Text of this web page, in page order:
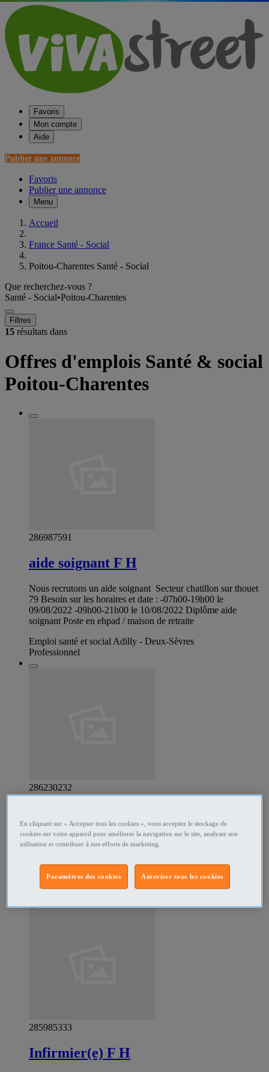
Favoris
Mon compte
Aide
Publier une annonce
Favoris
Publier une annonce
Menu
Accueil
France Santé - Social
Poitou-Charentes Santé - Social
Que recherchez-vous ?
Santé - Social•Poitou-Charentes
Filtres
15 résultats dans
Offres d'emplois Santé & social
Poitou-Charentes
286987591
aide soignant F H
Nous recrutons un aide soignant ‍‍ Secteur chatillon sur thouet
79 Besoin sur les horaires et date : -07h00-19h00 le
09/08/2022 -09h00-21h00 le 10/08/2022 Diplôme aide
soignant Poste en ehpad / maison de retraite
Emploi santé et social Adilly - Deux-Sèvres
Professionnel
286230232
Nous recrutons une aide soignante ‍⚕️‍⚕️ Secteur LA ROCHE-
SUR-YON 85 Aide Soignant avec diplôme pour samedi,
Emploi santé et social Niort - Deux-Sèvres
Professionnel
285985333
Infirmier(e) F H
En cliquant sur « Accepter tous les cookies », vous acceptez le stockage de
cookies sur votre appareil pour améliorer la navigation sur le site, analyser son
utilisation et contribuer à nos efforts de marketing.
Autoriser tous les cookies
Paramètres des cookies